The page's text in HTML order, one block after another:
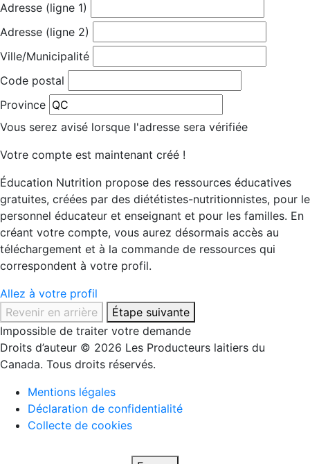
Adresse (ligne 1)
Adresse (ligne 2)
Ville/Municipalité
Code postal
Province
Vous serez avisé lorsque l'adresse sera vérifiée
Votre compte est maintenant créé !
Éducation Nutrition propose des ressources éducatives
gratuites, créées par des diététistes-nutritionnistes, pour le
personnel éducateur et enseignant et pour les familles. En
créant votre compte, vous aurez désormais accès au
téléchargement et à la commande de ressources qui
correspondent à votre profil.
Allez à votre profil
Revenir en arrière
Étape suivante
Impossible de traiter votre demande
Droits d’auteur © 2026 Les Producteurs laitiers du
Canada. Tous droits réservés.
Mentions légales
Déclaration de confidentialité
Collecte de cookies